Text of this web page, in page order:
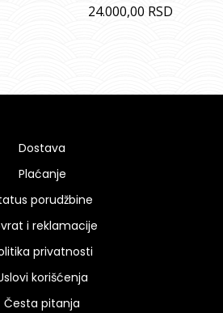
24.000,00 RSD
Dostava
Plaćanje
porudžbine
i reklamacije
privatnosti
korišćenja
Česta pitanja